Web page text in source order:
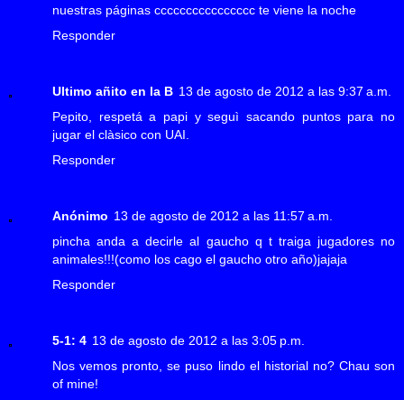
nuestras páginas cccccccccccccccc te viene la noche
Responder
Ultimo añito en la B 13 de agosto de 2012 a las 9:37 a.m.
Pepito, respetá a papi y seguì sacando puntos para no
jugar el clàsico con UAI.
Responder
Anónimo 13 de agosto de 2012 a las 11:57 a.m.
pincha anda a decirle al gaucho q t traiga jugadores no
animales!!!(como los cago el gaucho otro año)jajaja
Responder
5-1: 4 13 de agosto de 2012 a las 3:05 p.m.
Nos vemos pronto, se puso lindo el historial no? Chau son
of mine!